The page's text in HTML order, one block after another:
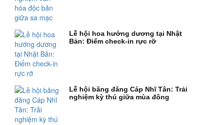
Lễ hội hoa hướng dương tại Nhật
Bản: Điểm check-in rực rỡ
Lễ hội băng đăng Cáp Nhĩ Tân: Trải
nghiệm kỳ thú giữa mùa đông